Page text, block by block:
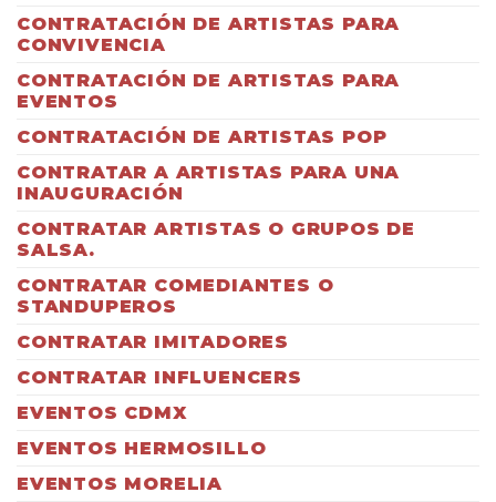
CONTRATACIÓN DE ARTISTAS PARA
CONVIVENCIA
CONTRATACIÓN DE ARTISTAS PARA
EVENTOS
CONTRATACIÓN DE ARTISTAS POP
CONTRATAR A ARTISTAS PARA UNA
INAUGURACIÓN
CONTRATAR ARTISTAS O GRUPOS DE
SALSA.
CONTRATAR COMEDIANTES O
STANDUPEROS
CONTRATAR IMITADORES
CONTRATAR INFLUENCERS
EVENTOS CDMX
EVENTOS HERMOSILLO
EVENTOS MORELIA